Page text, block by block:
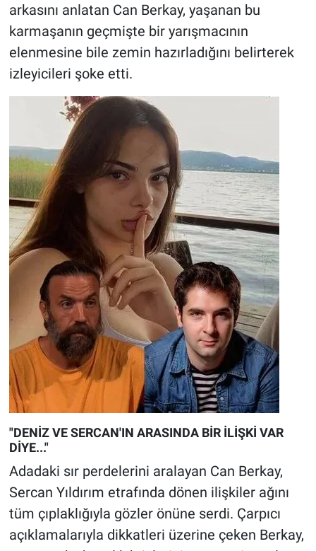
arkasını anlatan Can Berkay, yaşanan bu
karmaşanın geçmişte bir yarışmacının
elenmesine bile zemin hazırladığını belirterek
izleyicileri şoke etti.
"DENİZ VE SERCAN'IN ARASINDA BİR İLİŞKİ VAR
DİYE..."
Adadaki sır perdelerini aralayan Can Berkay,
Sercan Yıldırım etrafında dönen ilişkiler ağını
tüm çıplaklığıyla gözler önüne serdi. Çarpıcı
açıklamalarıyla dikkatleri üzerine çeken Berkay,